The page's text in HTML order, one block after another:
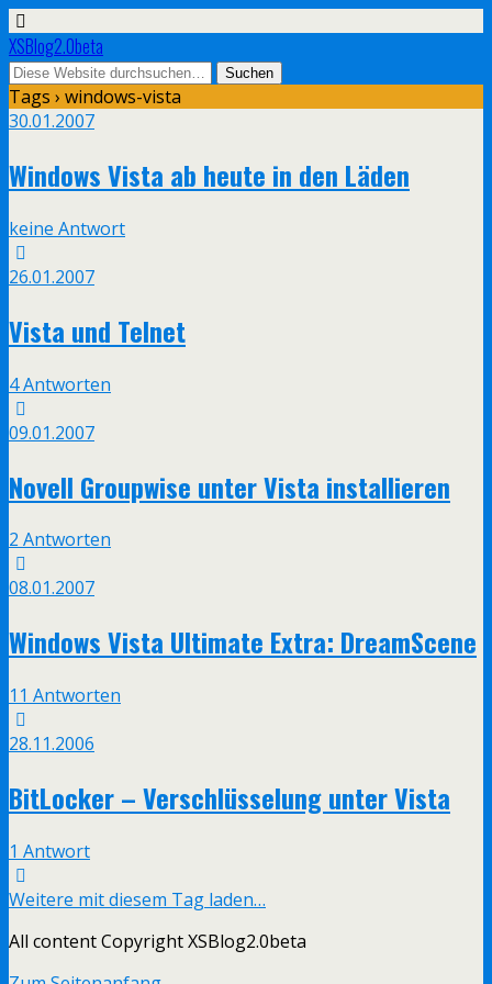
XSBlog2.0beta
Tags › windows-vista
30.01.2007
Windows Vista ab heute in den Läden
keine Antwort
26.01.2007
Vista und Telnet
4 Antworten
09.01.2007
Novell Groupwise unter Vista installieren
2 Antworten
08.01.2007
Windows Vista Ultimate Extra: DreamScene
11 Antworten
28.11.2006
BitLocker – Verschlüsselung unter Vista
1 Antwort
Weitere mit diesem Tag laden…
All content Copyright XSBlog2.0beta